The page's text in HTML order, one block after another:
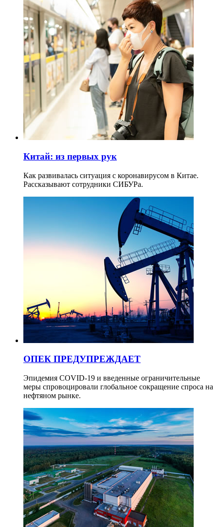
Китай: из первых рук
Как развивалась ситуация с коронавирусом в Китае.
Рассказывают сотрудники СИБУРа.
ОПЕК ПРЕДУПРЕЖДАЕТ
Эпидемия COVID-19 и введенные ограничительные
меры спровоцировали глобальное сокращение спроса на
нефтяном рынке.